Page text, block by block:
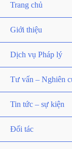
Trang chủ
Giới thiệu
Dịch vụ Pháp lý
Tư vấn – Nghiên
Tin tức – sự kiện
Đối tác